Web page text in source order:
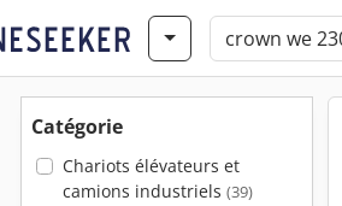
Catégorie
Chariots élévateurs et
camions industriels (39)